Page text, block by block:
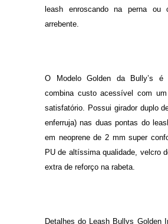
leash enroscando na perna ou
arrebente.
O Modelo Golden da Bully’s é
combina custo acessível com
satisfatório. Possui girador duplo
enferruja) nas duas pontas do
em neoprene de 2 mm super
PU de altíssima qualidade, velcro
extra de reforço na rabeta.
Detalhes do Leash Bullys Golden